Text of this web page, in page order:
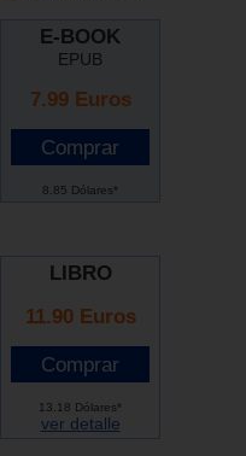
E-BOOK
EPUB
7.99 Euros
8.85 Dólares*
LIBRO
11.90 Euros
13.18 Dólares*
ver detalle